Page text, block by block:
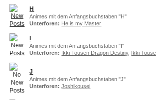
H
Animes mit dem Anfangsbuchstaben "H"
Unterforen: He is my Master
I
Animes mit dem Anfangsbuchstaben "I"
Unterforen: Ikki Tousen Dragon Destiny, Ikki
J
Animes mit dem Anfangsbuchstaben "J"
Unterforen: Joshikousei